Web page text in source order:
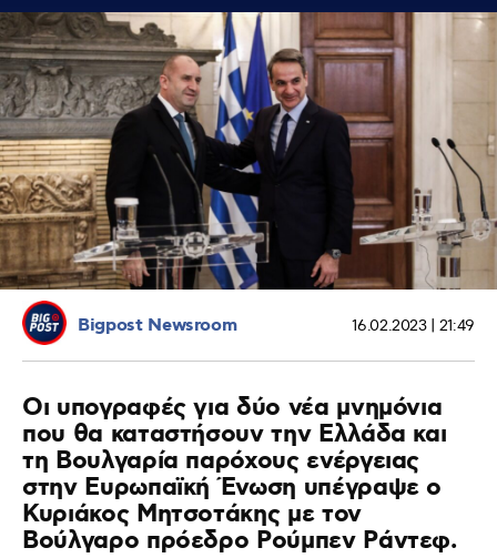
Bigpost Newsroom 16.02.2023 | 21:49
Οι υπογραφές για δύο νέα μνημόνια
που θα καταστήσουν την Ελλάδα και
τη Βουλγαρία παρόχους ενέργειας
στην Ευρωπαϊκή Ένωση υπέγραψε ο
Κυριάκος Μητσοτάκης με τον
Βούλγαρο πρόεδρο Ρούμπεν Ράντεφ.